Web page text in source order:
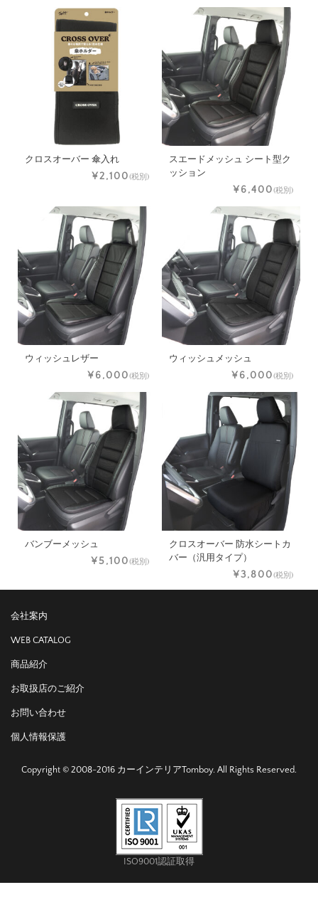
クロスオーバー 傘入れ
¥2,100(税別)
スエードメッシュ シート型ク
ッション
¥6,400(税別)
ウィッシュレザー
¥6,000(税別)
ウィッシュメッシュ
¥6,000(税別)
バンブーメッシュ
¥5,100(税別)
クロスオーバー 防水シートカ
バー（汎用タイプ）
¥3,800(税別)
会社案内
WEB CATALOG
商品紹介
お取扱店のご紹介
お問い合わせ
個人情報保護
Copyright © 2008-2016 カーインテリアTomboy. All Rights Reserved.
ISO9001認証取得